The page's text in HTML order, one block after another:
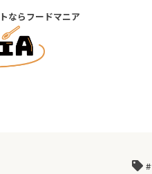
ならフードマニア